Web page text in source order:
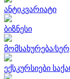
ანტიკვარიატი
ბიზნესი
მომსახურება/
ექსკურსიები